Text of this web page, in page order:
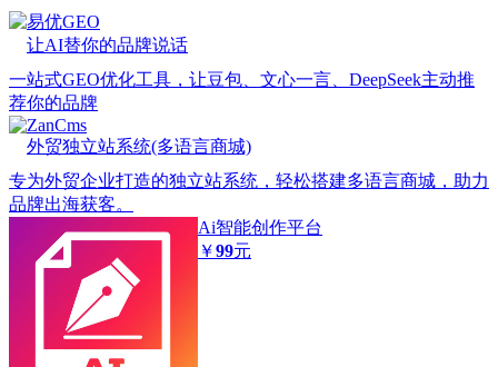
易优GEO
让AI替你的品牌说话
一站式GEO优化工具，让豆包、文心一言、DeepSeek主动推
荐你的品牌
ZanCms
外贸独立站系统(多语言商城)
专为外贸企业打造的独立站系统，轻松搭建多语言商城，助力
品牌出海获客。
Ai智能创作平台
￥99元